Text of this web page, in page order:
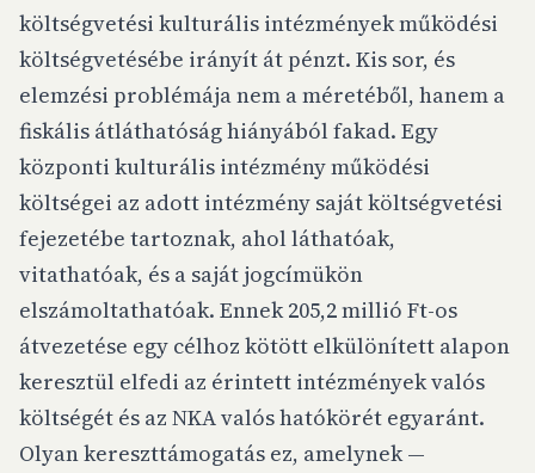
költségvetési kulturális intézmények működési
költségvetésébe irányít át pénzt. Kis sor, és
elemzési problémája nem a méretéből, hanem a
fiskális átláthatóság hiányából fakad. Egy
központi kulturális intézmény működési
költségei az adott intézmény saját költségvetési
fejezetébe tartoznak, ahol láthatóak,
vitathatóak, és a saját jogcímükön
elszámoltathatóak. Ennek 205,2 millió Ft-os
átvezetése egy célhoz kötött elkülönített alapon
keresztül elfedi az érintett intézmények valós
költségét és az NKA valós hatókörét egyaránt.
Olyan kereszttámogatás ez, amelynek —